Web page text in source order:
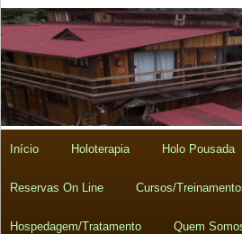
Início Holoterapia Holo Pousada
Reservas On Line Cursos/
Hospedagem/Tratamento Quem